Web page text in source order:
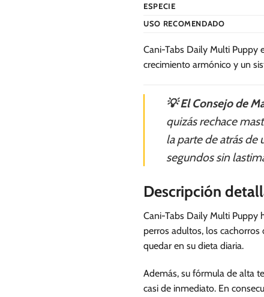
ESPECIE
USO RECOMENDADO
Cani-Tabs Daily Multi Puppy
crecimiento armónico y un
💡 El Consejo de
quizás rechace
la parte de atrás de
segundos sin
Descripción
Cani-Tabs Daily Multi Puppy
perros adultos, los
quedar en su dieta diaria.
Además, su fórmula de alta
casi de inmediato. En